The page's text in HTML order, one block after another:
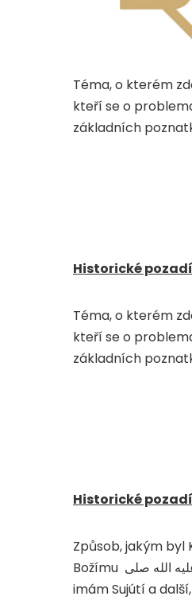
Téma, o kterém
kteří se o
základních
Historické
Téma, o kterém
kteří se o
základních
Historické
Způsob, jakým byl
Božímu صلى الله
imám Sujútí a